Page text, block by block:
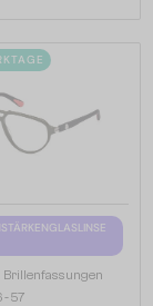
Brillenfassungen
- 57